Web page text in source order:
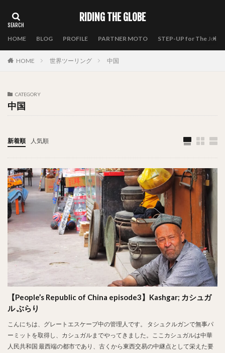
RIDING THE GLOBE
HOME BLOG PROFILE PARTNER MOTO STEP-UP for The
HOME 世界ツーリング 中国
CATEGORY
中国
新着順 人気順
【People’s Republic of China episode3】Kashgar; カシュガ
ル ぶらり
こんにちは、グレートエスケープ中の管理人です。 タシュクルガンで無事パ
ーミットを取得し、カシュガルまでやってきました。ここカシュガルは中華
人民共和国 最西端の都市であり、古くから東西交易の中継点として栄えた要